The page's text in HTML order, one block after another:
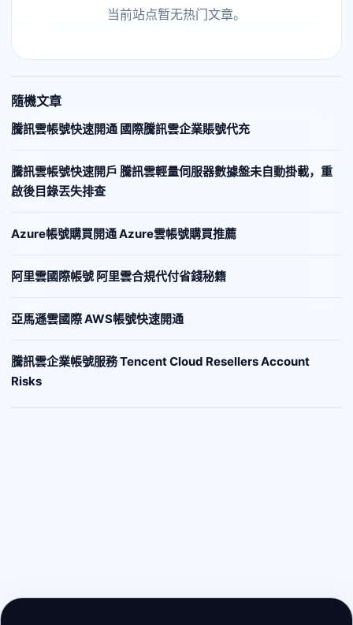
当前站点暂无热门文章。
隨機文章
騰訊雲帳號快速開通 國際騰訊雲企業賬號代充
騰訊雲帳號快速開戶 騰訊雲輕量伺服器數據盤未自動掛載，重
啟後目錄丟失排查
Azure帳號購買開通 Azure雲帳號購買推薦
阿里雲國際帳號 阿里雲合規代付省錢秘籍
亞馬遜雲國際 AWS帳號快速開通
騰訊雲企業帳號服務 Tencent Cloud Resellers Account
Risks